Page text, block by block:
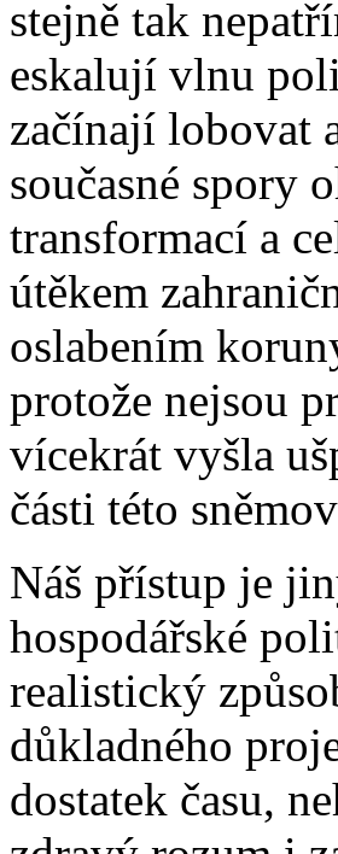
stejně tak
eskalují vlnu
začínají lobovat
současné spory
transformací a
útěkem
oslabením
protože nejsou
vícekrát vyšla
části této
Náš přístup je
hospodářské
realistický
důkladného
dostatek času,